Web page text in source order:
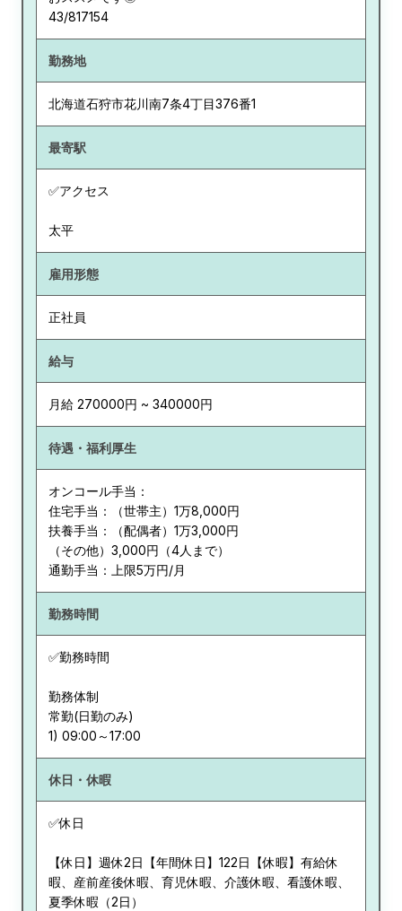
43/817154
勤務地
北海道石狩市花川南7条4丁目376番1
最寄駅
✅アクセス
太平
雇用形態
正社員
給与
月給 270000円 ~ 340000円
待遇・福利厚生
オンコール手当：
住宅手当：（世帯主）1万8,000円
扶養手当：（配偶者）1万3,000円
（その他）3,000円（4人まで）
通勤手当：上限5万円/月
勤務時間
✅勤務時間
勤務体制
常勤(日勤のみ)
休日・休暇
✅休日
【休日】週休2日【年間休日】122日【休暇】有給休
暇、産前産後休暇、育児休暇、介護休暇、看護休暇、
夏季休暇（2日）